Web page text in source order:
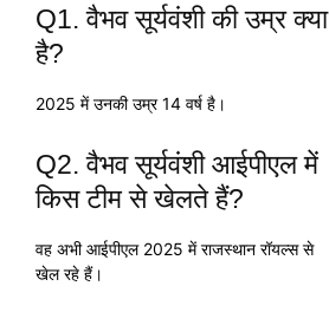
Q1. वैभव सूर्यवंशी की उम्र क्या
है?
2025 में उनकी उम्र 14 वर्ष है।
Q2. वैभव सूर्यवंशी आईपीएल में
किस टीम से खेलते हैं?
वह अभी आईपीएल 2025 में राजस्थान रॉयल्स से
खेल रहे हैं।